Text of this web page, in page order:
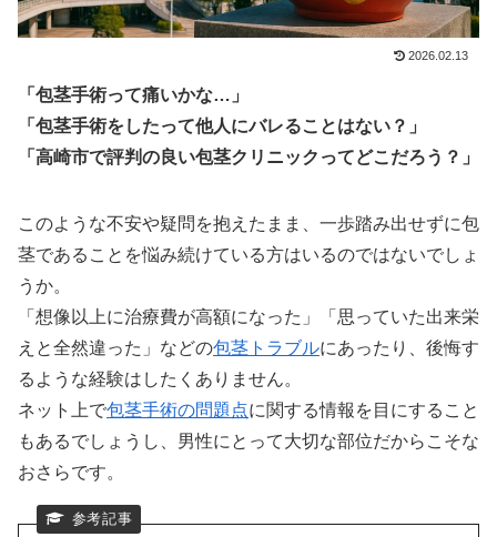
2026.02.13
「包茎手術って痛いかな…」
「包茎手術をしたって他人にバレることはない？」
「高崎市で評判の良い包茎クリニックってどこだろう？」
このような不安や疑問を抱えたまま、一歩踏み出せずに包
茎であることを悩み続けている方はいるのではないでしょ
うか。
「想像以上に治療費が高額になった」「思っていた出来栄
えと全然違った」などの包茎トラブルにあったり、後悔す
るような経験はしたくありません。
ネット上で包茎手術の問題点に関する情報を目にすること
もあるでしょうし、男性にとって大切な部位だからこそな
おさらです。